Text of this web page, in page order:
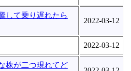
して乗り遅れたら
2022-03-12
2022-03-12
株が二つ現れてど